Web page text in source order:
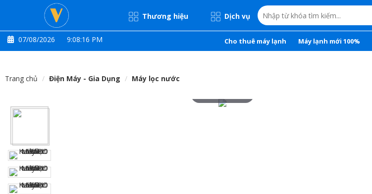
Thương hiệu Dịch vụ
07/08/2026 9:08:16 PM Cho thuê máy lạnh Máy lạnh mới 100%
Trang chủ Điện Máy - Gia Dụng Máy lọc nước